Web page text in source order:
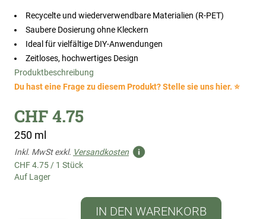
Recycelte und wiederverwendbare Materialien (R-PET)
Saubere Dosierung ohne Kleckern
Ideal für vielfältige DIY-Anwendungen
Zeitloses, hochwertiges Design
Produktbeschreibung
Du hast eine Frage zu diesem Produkt? Stelle sie uns hier. ⭐
CHF 4.75
250 ml
Inkl. MwSt exkl. Versandkosten
CHF 4.75 / 1 Stück
Auf Lager
IN DEN WARENKORB